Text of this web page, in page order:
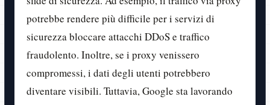
potrebbe rendere più difficile per i servizi di
sicurezza bloccare attacchi DDoS e traffico
fraudolento. Inoltre, se i proxy venissero
compromessi, i dati degli utenti potrebbero
diventare visibili. Tuttavia, Google sta lavorando